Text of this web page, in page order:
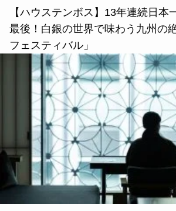
【ハウステンボス】13年連続日本
最後！白銀の世界で味わう九州の
フェスティバル」